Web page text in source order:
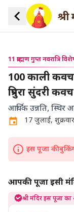
11 ब्राह्मण गुप्त नवरात्रि
100 काली
त्रिपुरा सुंदरी
आर्थिक उन्नति,
17 जुलाई,
इस पूजा की
आपकी पूजा इसी
श्री मंदिर इस पूजा